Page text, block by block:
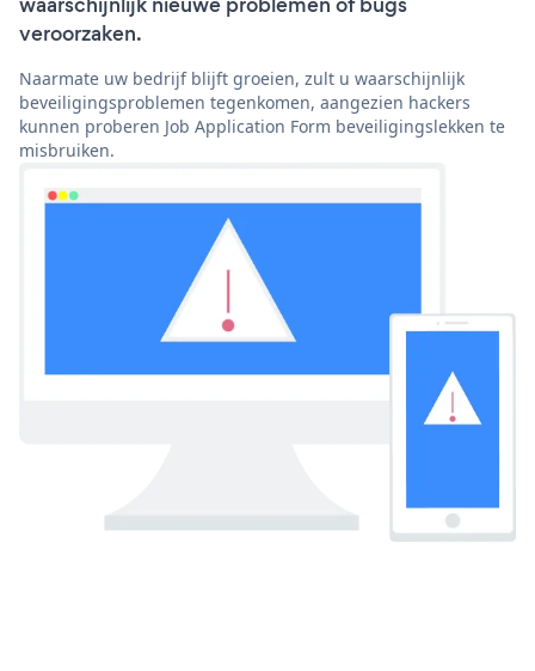
veroorzaken.
Naarmate uw bedrijf blijft groeien, zult u waarschijnlijk
beveiligingsproblemen tegenkomen, aangezien hackers
kunnen proberen Job Application Form beveiligingslekken te
misbruiken.